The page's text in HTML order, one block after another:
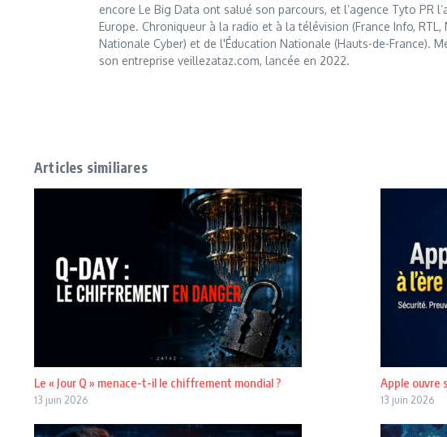
encore Le Big Data ont salué son parcours, et l’agence Tyto PR
Europe. Chroniqueur à la radio et à la télévision (France Info,
Nationale Cyber) et de l'Éducation Nationale (Hauts-de-France).
son entreprise veillezataz.com, lancée en 2022.
Articles similiares
Le « Jour Q » menace-t-il le chiffrement mondial ?
13 juin 2026
Apple ouvre
13 juin 2026